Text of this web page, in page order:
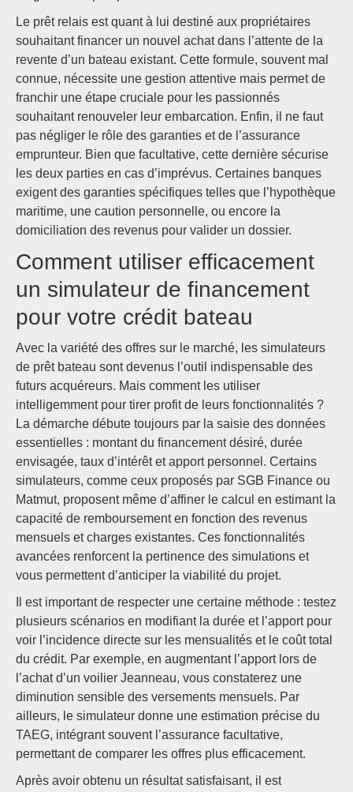
Le prêt relais est quant à lui destiné aux propriétaires
souhaitant financer un nouvel achat dans l’attente de la
revente d’un bateau existant. Cette formule, souvent mal
connue, nécessite une gestion attentive mais permet de
franchir une étape cruciale pour les passionnés
souhaitant renouveler leur embarcation. Enfin, il ne faut
pas négliger le rôle des garanties et de l’assurance
emprunteur. Bien que facultative, cette dernière sécurise
les deux parties en cas d’imprévus. Certaines banques
exigent des garanties spécifiques telles que l’hypothèque
maritime, une caution personnelle, ou encore la
domiciliation des revenus pour valider un dossier.
Comment utiliser efficacement
un simulateur de financement
pour votre crédit bateau
Avec la variété des offres sur le marché, les simulateurs
de prêt bateau sont devenus l’outil indispensable des
futurs acquéreurs. Mais comment les utiliser
intelligemment pour tirer profit de leurs fonctionnalités ?
La démarche débute toujours par la saisie des données
essentielles : montant du financement désiré, durée
envisagée, taux d’intérêt et apport personnel. Certains
simulateurs, comme ceux proposés par SGB Finance ou
Matmut, proposent même d’affiner le calcul en estimant la
capacité de remboursement en fonction des revenus
mensuels et charges existantes. Ces fonctionnalités
avancées renforcent la pertinence des simulations et
vous permettent d’anticiper la viabilité du projet.
Il est important de respecter une certaine méthode : testez
plusieurs scénarios en modifiant la durée et l’apport pour
voir l’incidence directe sur les mensualités et le coût total
du crédit. Par exemple, en augmentant l’apport lors de
l’achat d’un voilier Jeanneau, vous constaterez une
diminution sensible des versements mensuels. Par
ailleurs, le simulateur donne une estimation précise du
TAEG, intégrant souvent l’assurance facultative,
permettant de comparer les offres plus efficacement.
Après avoir obtenu un résultat satisfaisant, il est